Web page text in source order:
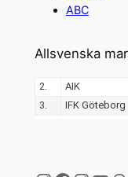
ABC
Allsvenska